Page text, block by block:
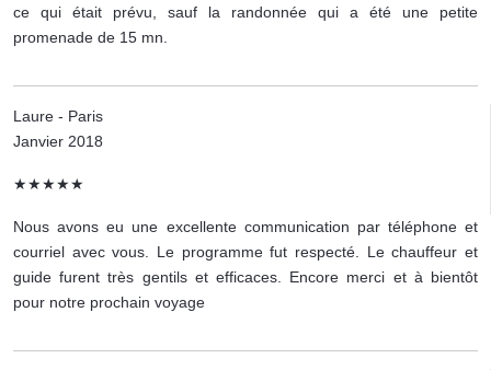
ce qui était prévu, sauf la randonnée qui a été une petite
promenade de 15 mn.
Laure - Paris
Janvier 2018
★★★★★
Nous avons eu une excellente communication par téléphone et
courriel avec vous. Le programme fut respecté. Le chauffeur et
guide furent très gentils et efficaces. Encore merci et à bientôt
pour notre prochain voyage